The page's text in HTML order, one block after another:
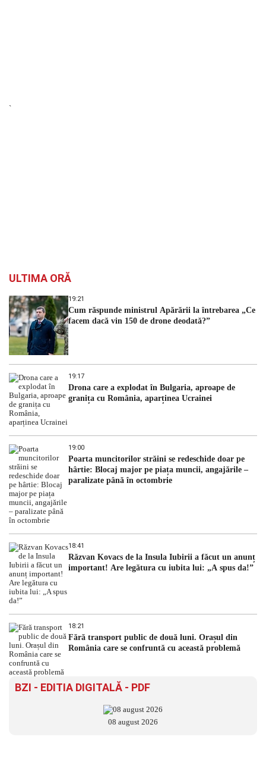
`
ULTIMA ORĂ
19:21
Cum răspunde ministrul Apărării la întrebarea „Ce
facem dacă vin 150 de drone deodată?”
19:17
Drona care a explodat în Bulgaria, aproape de
granița cu România, aparținea Ucrainei
19:00
Poarta muncitorilor străini se redeschide doar pe
hârtie: Blocaj major pe piața muncii, angajările –
paralizate până în octombrie
18:41
Răzvan Kovacs de la Insula Iubirii a făcut un anunț
important! Are legătura cu iubita lui: „A spus da!”
18:21
Fără transport public de două luni. Orașul din
România care se confruntă cu această problemă
BZI - EDITIA DIGITALĂ - PDF
08 august 2026